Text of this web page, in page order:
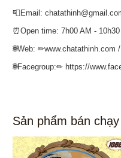
📮Email:
⏰Open time: 7h00 AM - 10h30
🌐Web: ✏www.chatathinh.com
🌐Facegroup:✏ https://
Sản phẩm bán chạy